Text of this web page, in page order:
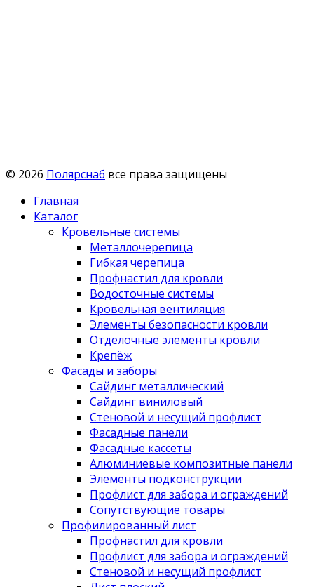
© 2026 Полярснаб все права защищены
Главная
Каталог
Кровельные системы
Металлочерепица
Гибкая черепица
Профнастил для кровли
Водосточные системы
Кровельная вентиляция
Элементы безопасности кровли
Отделочные элементы кровли
Крепёж
Фасады и заборы
Сайдинг металлический
Сайдинг виниловый
Стеновой и несущий профлист
Фасадные панели
Фасадные кассеты
Алюминиевые композитные панели
Элементы подконструкции
Профлист для забора и ограждений
Сопутствующие товары
Профилированный лист
Профнастил для кровли
Профлист для забора и ограждений
Стеновой и несущий профлист